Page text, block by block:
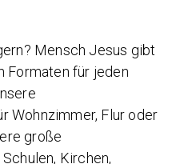
Mensch Jesus gibt
Formaten für jeden
Wohnzimmer, Flur oder
große
Schulen, Kirchen,